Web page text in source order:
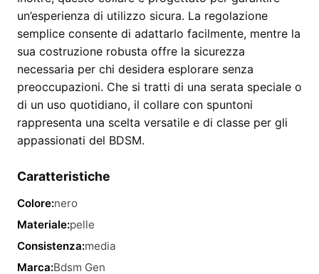
un’esperienza di utilizzo sicura. La regolazione
semplice consente di adattarlo facilmente, mentre la
sua costruzione robusta offre la sicurezza
necessaria per chi desidera esplorare senza
preoccupazioni. Che si tratti di una serata speciale o
di un uso quotidiano, il collare con spuntoni
rappresenta una scelta versatile e di classe per gli
appassionati del BDSM.
Caratteristiche
Colore:nero
Materiale:pelle
Consistenza:media
Marca:Bdsm Gen